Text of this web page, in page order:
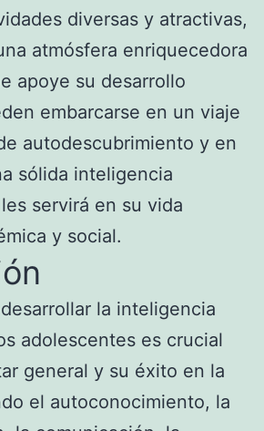
diversas y atractivas,
atmósfera enriquecedora
apoye su desarrollo
embarcarse en un viaje
autodescubrimiento y en
sólida inteligencia
servirá en su vida
y social.
la inteligencia
adolescentes es crucial
general y su éxito en la
el autoconocimiento, la